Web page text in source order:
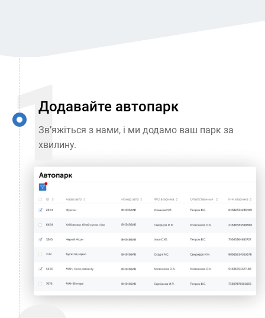
Додавайте автопарк
Зв’яжіться з нами, і ми додамо ваш парк за
хвилину.